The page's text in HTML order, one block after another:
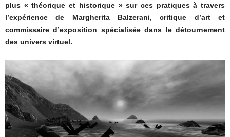
plus « théorique et historique » sur ces pratiques à travers
l’expérience de Margherita Balzerani, critique d’art et
commissaire d’exposition spécialisée dans le détournement
des univers virtuel.